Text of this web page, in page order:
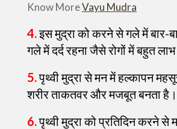
Know MoreVayu Mudra
4.इस मुद्रा को करने से गले में बार-
गले में दर्द रहना जैसे रोगों में बहुत लाभ
5.पृथ्वी मुद्रा से मन में हल्कापन
शरीर ताकतवर और मजबूत बनता है।
6.पृथ्वी मुद्रा को प्रतिदिन करने से